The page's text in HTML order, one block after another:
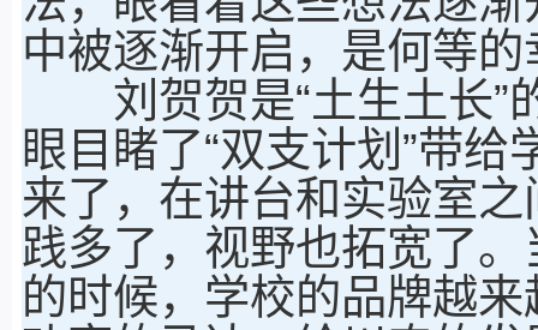
中被逐渐开启，是何等的
刘贺贺是“土生土长”
眼目睹了“双支计划”带
来了，在讲台和实验室
践多了，视野也拓宽了
的时候，学校的品牌越